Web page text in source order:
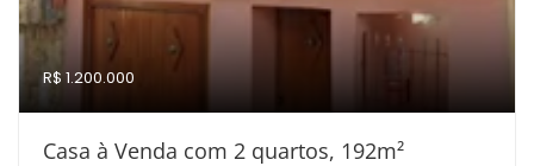
R$ 1.200.000
Casa à Venda com 2 quartos, 192m²